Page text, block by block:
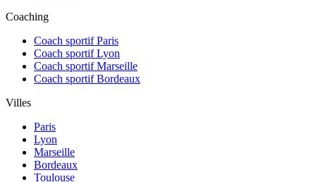
Coaching
Coach sportif Paris
Coach sportif Lyon
Coach sportif Marseille
Coach sportif Bordeaux
Villes
Paris
Lyon
Marseille
Bordeaux
Toulouse